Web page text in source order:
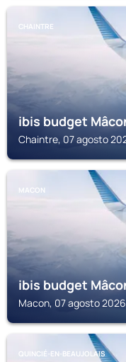
CHAINTRE
ibis budget
Chaintre, 07 agosto
MACON
ibis budget
Macon, 07 agosto
QUINCIÉ-EN-BEAUJOLAIS